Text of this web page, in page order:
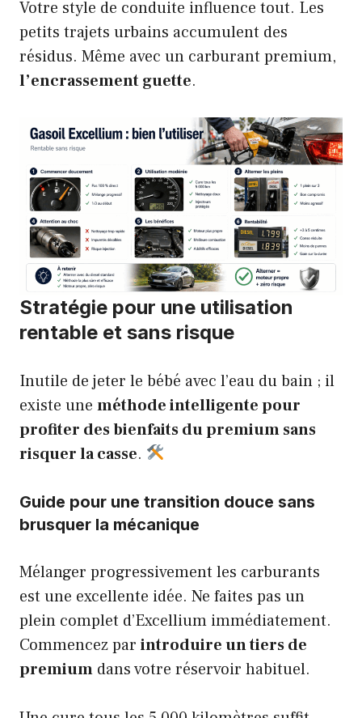
Votre style de conduite influence tout. Les
petits trajets urbains accumulent des
résidus. Même avec un carburant premium,
l’encrassement guette.
Stratégie pour une utilisation
rentable et sans risque
Inutile de jeter le bébé avec l’eau du bain ; il
existe une méthode intelligente pour
profiter des bienfaits du premium sans
risquer la casse.
Guide pour une transition douce sans
brusquer la mécanique
Mélanger progressivement les carburants
est une excellente idée. Ne faites pas un
plein complet d’Excellium immédiatement.
Commencez par introduire un tiers de
premium dans votre réservoir habituel.